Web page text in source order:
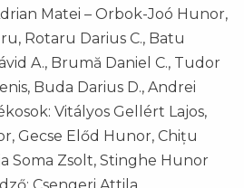
Matei – Orbok-Joó Hunor,
Rotaru Darius C., Batu
A., Brumă Daniel C., Tudor
Buda Darius D., Andrei
Vitályos Gellért Lajos,
Gecse Előd Hunor, Chițu
Soma Zsolt, Stinghe Hunor